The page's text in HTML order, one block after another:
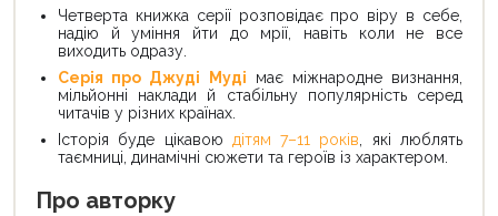
Четверта книжка серії розповідає про віру в себе,
надію й уміння йти до мрії, навіть коли не все
виходить одразу.
Серія про Джуді Муді має міжнародне визнання,
мільйонні наклади й стабільну популярність серед
читачів у різних країнах.
Історія буде цікавою дітям 7–11 років, які люблять
таємниці, динамічні сюжети та героїв із характером.
Про авторку